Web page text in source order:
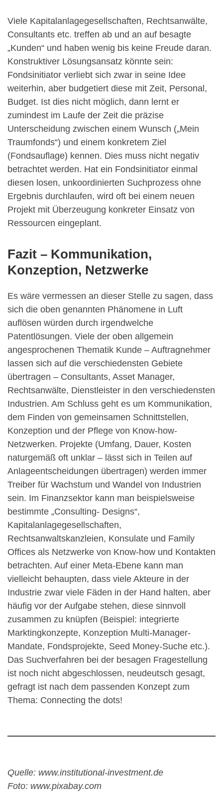
Viele Kapitalanlagegesellschaften, Rechtsanwälte,
Consultants etc. treffen ab und an auf besagte
„Kunden“ und haben wenig bis keine Freude daran.
Konstruktiver Lösungsansatz könnte sein:
Fondsinitiator verliebt sich zwar in seine Idee
weiterhin, aber budgetiert diese mit Zeit, Personal,
Budget. Ist dies nicht möglich, dann lernt er
zumindest im Laufe der Zeit die präzise
Unterscheidung zwischen einem Wunsch („Mein
Traumfonds“) und einem konkretem Ziel
(Fondsauflage) kennen. Dies muss nicht negativ
betrachtet werden. Hat ein Fondsinitiator einmal
diesen losen, unkoordinierten Suchprozess ohne
Ergebnis durchlaufen, wird oft bei einem neuen
Projekt mit Überzeugung konkreter Einsatz von
Ressourcen eingeplant.
Fazit – Kommunikation,
Konzeption, Netzwerke
Es wäre vermessen an dieser Stelle zu sagen, dass
sich die oben genannten Phänomene in Luft
auflösen würden durch irgendwelche
Patentlösungen. Viele der oben allgemein
angesprochenen Thematik Kunde – Auftragnehmer
lassen sich auf die verschiedensten Gebiete
übertragen – Consultants, Asset Manager,
Rechtsanwälte, Dienstleister in den verschiedensten
Industrien. Am Schluss geht es um Kommunikation,
dem Finden von gemeinsamen Schnittstellen,
Konzeption und der Pflege von Know-how-
Netzwerken. Projekte (Umfang, Dauer, Kosten
naturgemäß oft unklar – lässt sich in Teilen auf
Anlageentscheidungen übertragen) werden immer
Treiber für Wachstum und Wandel von Industrien
sein. Im Finanzsektor kann man beispielsweise
bestimmte „Consulting- Designs“,
Kapitalanlagegesellschaften,
Rechtsanwaltskanzleien, Konsulate und Family
Offices als Netzwerke von Know-how und Kontakten
betrachten. Auf einer Meta-Ebene kann man
vielleicht behaupten, dass viele Akteure in der
Industrie zwar viele Fäden in der Hand halten, aber
häufig vor der Aufgabe stehen, diese sinnvoll
zusammen zu knüpfen (Beispiel: integrierte
Marktingkonzepte, Konzeption Multi-Manager-
Mandate, Fondsprojekte, Seed Money-Suche etc.).
Das Suchverfahren bei der besagen Fragestellung
ist noch nicht abgeschlossen, neudeutsch gesagt,
gefragt ist nach dem passenden Konzept zum
Thema: Connecting the dots!
Quelle: www.institutional-investment.de
Foto: www.pixabay.com